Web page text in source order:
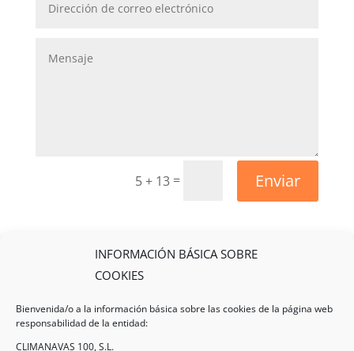
INFORMACIÓN BÁSICA SOBRE
COOKIES
Bienvenida/o a la información básica sobre las cookies de la página web
responsabilidad de la entidad:
CLIMANAVAS 100, S.L.
5 + 13 = Enviar